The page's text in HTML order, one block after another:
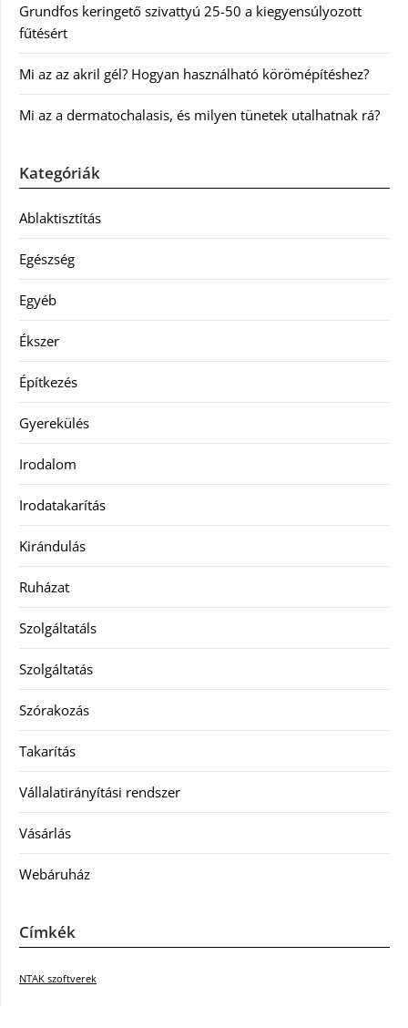
Grundfos keringető szivattyú 25-50 a kiegyensúlyozott
fűtésért
Mi az az akril gél? Hogyan használható körömépítéshez?
Mi az a dermatochalasis, és milyen tünetek utalhatnak rá?
Kategóriák
Ablaktisztítás
Egészség
Egyéb
Ékszer
Építkezés
Gyerekülés
Irodalom
Irodatakarítás
Kirándulás
Ruházat
Szolgáltatáls
Szolgáltatás
Szórakozás
Takarítás
Vállalatirányítási rendszer
Vásárlás
Webáruház
Címkék
NTAK szoftverek